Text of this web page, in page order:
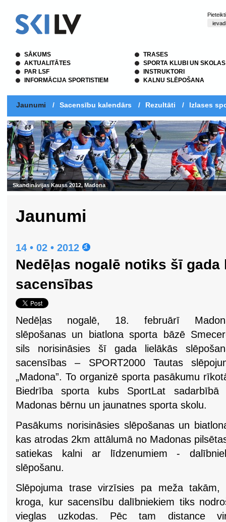
SĀKUMS
AKTUALITĀTES
PAR LSF
INFORMĀCIJA SPORTISTIEM
TRASES
SPORTA KLUBI UN SKOLAS
INSTRUKTORI
KALNU SLĒPOŠANA
Jaunumi / Sacensību kalendārs / Rezultāti / Izlases
Jaunumi
14 • 02 • 2012
Nedēļas nogalē notiks šī
sacensības
Nedēļas nogalē, 18. februārī
slēpošanas un biatlona sporta bāzē
sils norisināsies šī gada lielākās
sacensības – SPORT2000 Tautas
„Madona”. To organizē sporta pasākumu
Biedrība sporta kubs SportLat sadarbībā
Madonas bērnu un jaunatnes sporta skolu.
Pasākums norisināsies slēpošanas un
kas atrodas 2km attālumā no Madonas
satiekas kalni ar līdzenumiem -
slēpošanu.
Slēpojuma trase virzīsies pa meža
kroga, kur sacensību dalībniekiem tiks
vieglas uzkodas. Pēc tam distance